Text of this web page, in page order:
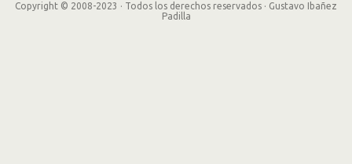
Copyright © 2008-2023 · Todos los derechos reservados · Gustavo Ibañez
Padilla